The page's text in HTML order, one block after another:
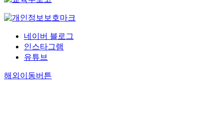
네이버 블로그
인스타그램
유튜브
해외이동버튼